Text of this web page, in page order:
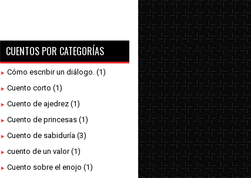
CUENTOS POR CATEGORÍAS
Cómo escribir un diálogo. (1)
Cuento corto (1)
Cuento de ajedrez (1)
Cuento de princesas (1)
Cuento de sabiduría (3)
cuento de un valor (1)
Cuento sobre el enojo (1)